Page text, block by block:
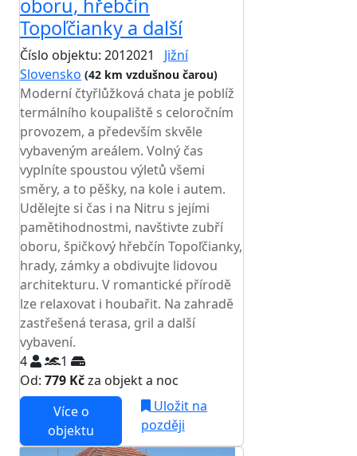
oboru, hřebčín
Topoľčianky a další
Číslo objektu: 2012021
Jižní
Slovensko (42 km vzdušnou čarou)
Moderní čtyřlůžková chata je poblíž
termálního koupaliště s celoročním
provozem, a především skvěle
vybaveným areálem. Volný čas
vyplníte spoustou výletů všemi
směry, a to pěšky, na kole i autem.
Udělejte si čas i na Nitru s jejími
pamětihodnostmi, navštivte zubří
oboru, špičkový hřebčín Topoľčianky,
hrady, zámky a obdivujte lidovou
architekturu. V romantické přírodě
lze relaxovat i houbařit. Na zahradě
zastřešená terasa, gril a další
vybavení.
4
1
Od: 779 Kčza objekt a noc
Více o
objektu
Uložit na
později